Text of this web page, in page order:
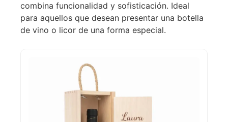
combina funcionalidad y sofisticación. Ideal
para aquellos que desean presentar una botella
de vino o licor de una forma especial.